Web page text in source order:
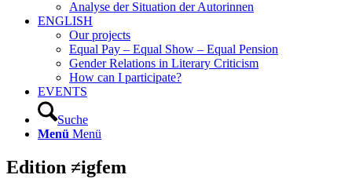
Analyse der Situation der Autorinnen
ENGLISH
Our projects
Equal Pay – Equal Show – Equal Pension
Gender Relations in Literary Criticism
How can I participate?
EVENTS
Suche
Menü Menü
Edition ≠igfem